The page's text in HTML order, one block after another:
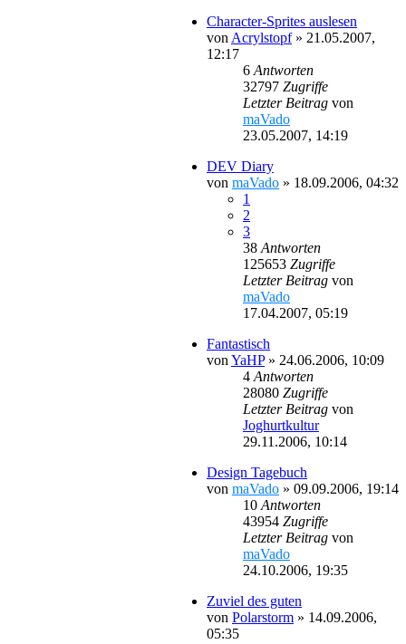
Character-Sprites auslesen
von Acrylstopf» 21.05.2007,
12:17
6 Antworten
32797 Zugriffe
Letzter Beitrag von
maVado
23.05.2007, 14:19
DEV Diary
von maVado » 18.09.2006, 04:32
1
2
3
38 Antworten
125653 Zugriffe
Letzter Beitrag von
maVado
17.04.2007, 05:19
Fantastisch
von YaHP» 24.06.2006, 10:09
4 Antworten
28080 Zugriffe
Letzter Beitrag von
Joghurtkultur
29.11.2006, 10:14
Design Tagebuch
von maVado » 09.09.2006, 19:14
10 Antworten
43954 Zugriffe
Letzter Beitrag von
maVado
24.10.2006, 19:35
Zuviel des guten
von Polarstorm » 14.09.2006,
05:35